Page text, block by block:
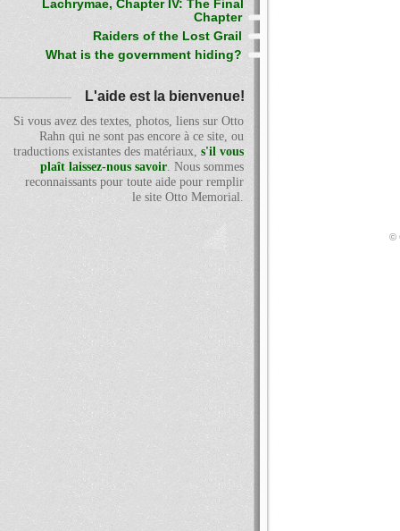
Lachrymae, Chapter IV: The Final
Chapter
Raiders of the Lost Grail
What is the government hiding?
L'aide est la bienvenue!
Si vous avez des textes, photos, liens sur Otto
Rahn qui ne sont pas encore à ce site, ou
traductions existantes des matériaux, s'il vous
plaît laissez-nous savoir. Nous sommes
reconnaissants pour toute aide pour remplir
le site Otto Memorial.
©